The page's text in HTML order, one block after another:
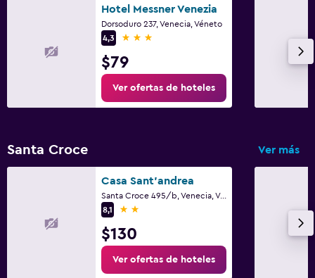
Hotel Messner Venezia
Dorsoduro 237, Venecia, Véneto
4,3
3 estrellas
$79
Ver ofertas de hoteles
Santa Croce Ver más
Casa Sant'andrea
Santa Croce 495/b, Venecia, Véneto
8,1
2 estrellas
$130
Ver ofertas de hoteles